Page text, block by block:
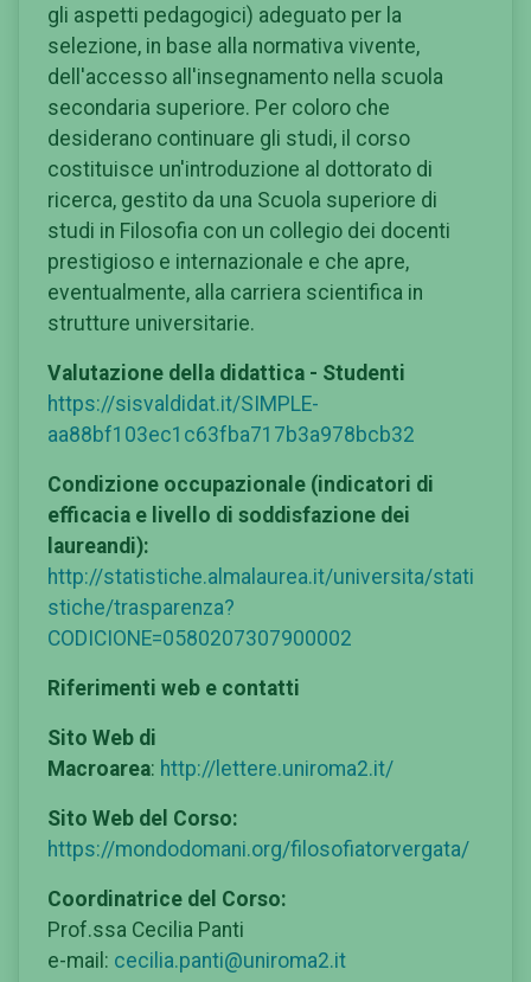
gli aspetti pedagogici) adeguato per la
selezione, in base alla normativa vivente,
dell'accesso all'insegnamento nella scuola
secondaria superiore. Per coloro che
desiderano continuare gli studi, il corso
costituisce un'introduzione al dottorato di
ricerca, gestito da una Scuola superiore di
studi in Filosofia con un collegio dei docenti
prestigioso e internazionale e che apre,
eventualmente, alla carriera scientifica in
strutture universitarie.
Valutazione della didattica - Studenti
https://sisvaldidat.it/SIMPLE-
aa88bf103ec1c63fba717b3a978bcb32
Condizione occupazionale (indicatori di
efficacia e livello di soddisfazione dei
laureandi):
http://statistiche.almalaurea.it/universita/stati
stiche/trasparenza?
CODICIONE=0580207307900002
Riferimenti web e contatti
Sito Web di
Macroarea: http://lettere.uniroma2.it/
Sito Web del Corso:
https://mondodomani.org/filosofiatorvergata/
Coordinatrice del Corso:
Prof.ssa Cecilia Panti
e-mail: cecilia.panti@uniroma2.it